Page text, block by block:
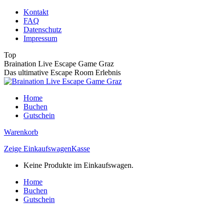
Zum
Inhalt
springen
Kontakt
FAQ
Datenschutz
Impressum
Top
Braination Live Escape Game Graz
Das ultimative Escape Room Erlebnis
Home
Buchen
Gutschein
Warenkorb
Zeige EinkaufswagenKasse
Keine Produkte im Einkaufswagen.
Home
Buchen
Gutschein